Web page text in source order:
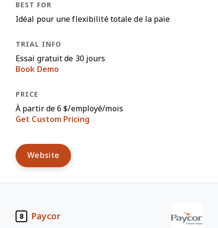
Idéal pour une flexibilité totale de la paie
Essai gratuit de 30 jours
Book Demo
À partir de 6 $/employé/mois
Get Custom Pricing
Website
8 Paycor